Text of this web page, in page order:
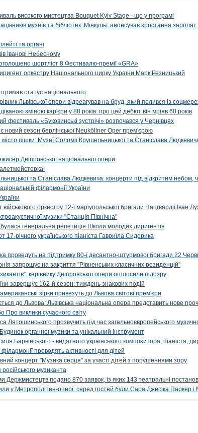
високого мистецтва Bouquet Kyiv Stage - що у програмі
музеїв та бібліотек: Мінкульт анонсував зростання
та органі
Іванові Небесному
шортліст 8 Фестивалю-премії «GRA»
оркестру Національного цирку України Марк Резницький
статус національного
Львівської опери відреагував на бруд, який полився із
зміною кар'єри у 88 років: про цей дебют він мріяв 60 років
«Буковинські зустрічі» розпочався у Чернівцях
новий сезон берлінської Neuköllner Oper прем'єрою
місто пішки: Музеї Соломії Крушельницької та Станіслава
Дніпровської національної опери
та Станіслава Людкевича: концерти під відкритим небом,
філармонії України
оркестру 12-ї маріупольської бригади Нацгвардії Іван
музики "Станція Північна"
генеральна репетиція Школи молодих диригентів
17-річного українського піаніста Гавриїла Сидорика
проведуть на підтримку 80-ї десантно-штурмової бригади 22
запрошує на закриття "Рівненських класичних резиденцій"
керівнику Дніпровської опери оголосили підозру
завершує 162-й сезон: тиждень знакових подій
зірки привезуть до Львова світові прем'єри
до Львова: Львівська національна опера представить нове
Про виклики сучасного світу
Лятошинського прозвучить під час загальноєвропейського
органної музики та унікальний інструмент
Барвінського - видатного українського композитора, піаніста,
проводять активності для дітей
концерт "Музика серця" за участі дітей з порушеннями зору
музиканта
Держмистецтв подано 870 заявок, із яких 143 театральні
у Метрополітен-опері: серед гостей були Сара Джесіка Паркер